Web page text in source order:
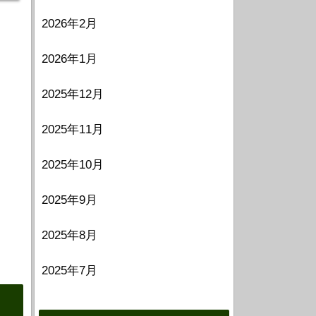
2026年2月
2026年1月
2025年12月
2025年11月
2025年10月
2025年9月
2025年8月
2025年7月